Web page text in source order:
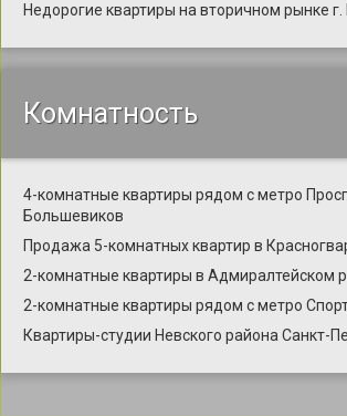
Недорогие квартиры на вторичном рынке
Комнатность
4-комнатные квартиры рядом с метро
Большевиков
Продажа 5-комнатных квартир в
2-комнатные квартиры в Адмиралтейском
2-комнатные квартиры рядом с метро
Квартиры-студии Невского района Санкт-